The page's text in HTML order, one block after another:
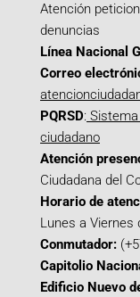
Atención
denuncias
Línea Nacional
Correo
PQRSD:
ciudadano
Atención
Ciudadana del
Horario de
Lunes a Viernes
Conmutador:
Capitolio
Edificio Nuevo